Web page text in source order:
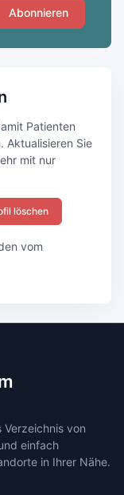
Abonnieren
Patienten
Aktualisieren Sie
mit nur
löschen
vom
von
einfach
in Ihrer Nähe.